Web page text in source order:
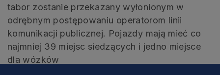
tabor zostanie przekazany wyłonionym w
odrębnym postępowaniu operatorom linii
komunikacji publicznej. Pojazdy mają mieć co
najmniej 39 miejsc siedzących i jedno miejsce
dla wózków